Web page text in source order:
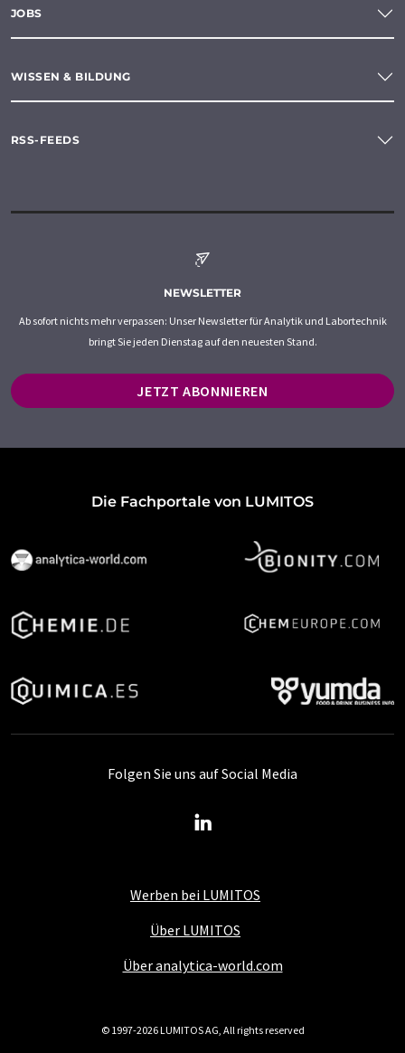
JOBS
WISSEN & BILDUNG
RSS-FEEDS
NEWSLETTER
Ab sofort nichts mehr verpassen: Unser Newsletter für Analytik und Labortechnik
bringt Sie jeden Dienstag auf den neuesten Stand.
JETZT ABONNIEREN
Die Fachportale von LUMITOS
Werben bei LUMITOS
Über LUMITOS
Über analytica-world.com
Folgen Sie uns auf Social Media
© 1997-2026 LUMITOS AG, All rights reserved